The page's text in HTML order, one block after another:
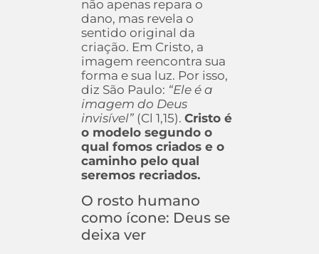
não apenas repara o
dano, mas revela o
sentido original da
criação. Em Cristo, a
imagem reencontra sua
forma e sua luz. Por isso,
diz São Paulo: “Ele é a
imagem do Deus
invisível”(Cl 1,15). Cristo é
o modelo segundo o
qual fomos criados e o
caminho pelo qual
seremos recriados.
O rosto humano
como ícone: Deus se
deixa ver